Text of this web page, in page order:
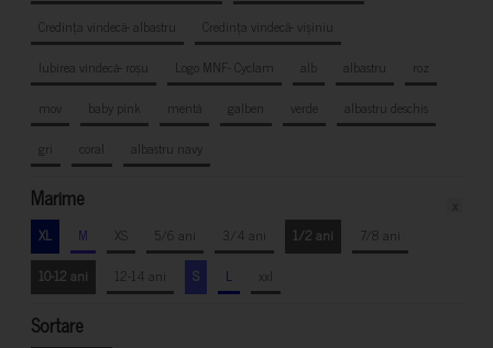
Credința vindecă- albastru
Credința vindecă- vișiniu
Iubirea vindecă- roșu
Logo MNF- Cyclam alb albastru
roz
mov
baby pink mentă galben verde
albastru deschis
gri
coral albastru navy
Marime
XL M XS 5/6 ani 3/4 ani 1/2 ani
7/8 ani
10-12 ani
12-14 ani S L xxl
Sortare